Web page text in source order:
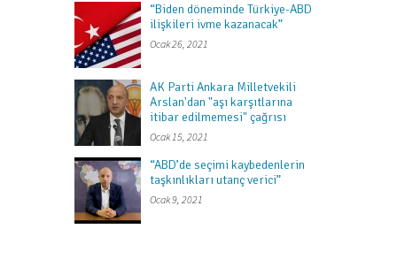
“Biden döneminde Türkiye-ABD
ilişkileri ivme kazanacak”
Ocak 26, 2021
AK Parti Ankara Milletvekili
Arslan'dan "aşı karşıtlarına
itibar edilmemesi" çağrısı
Ocak 15, 2021
“ABD’de seçimi kaybedenlerin
taşkınlıkları utanç verici”
Ocak 9, 2021